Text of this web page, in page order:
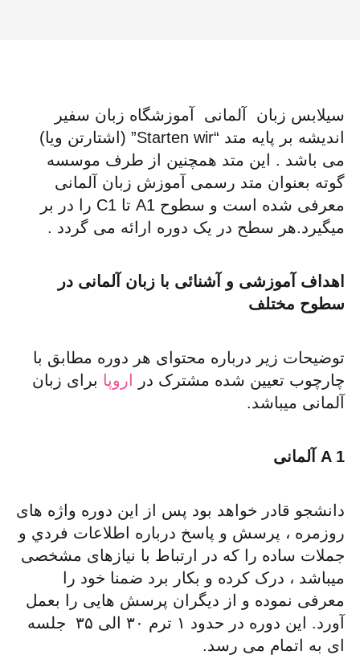
سیلابس زبان آلمانی آموزشگاه زبان سفیر
اندیشه بر پایه متد “Starten wir” (اشتارتن ویا)
می باشد . این متد همچنین از طرف موسسه
گوته بعنوان متد رسمی آموزش زبان آلمانی
معرفی شده است و سطوح A1 تا C1 را در بر
میگیرد.هر سطح در یک دوره ارائه می گردد .
اهداف آموزشی و آشنائی با زبان آلمانی در
سطوح مختلف
توضیحات زیر درباره محتوای هر دوره مطابق با
چارچوب تعیین شده مشترک در اروپا برای زبان
آلمانی میباشد.
A 1 آلمانی
دانشجو قادر خواهد بود پس از این دوره واژه های
روزمره ، پرسش و پاسخ درباره اطلاعات فردي و
جملات ساده را که در ارتباط با نیازهای مشخصی
میباشد ، درک کرده و بکار برد ضمنا خود را
معرفی نموده و از دیگران پرسش هایی را بعمل
آورد. این دوره در حدود ۱ ترم ۳۰ الی ۳۵ جلسه
ای به اتمام می رسد.